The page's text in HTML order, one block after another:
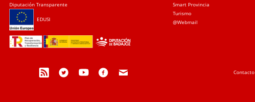
Diputación Transparente
EDUSI
Smart Provincia
Turismo
@Webmail
Contacto